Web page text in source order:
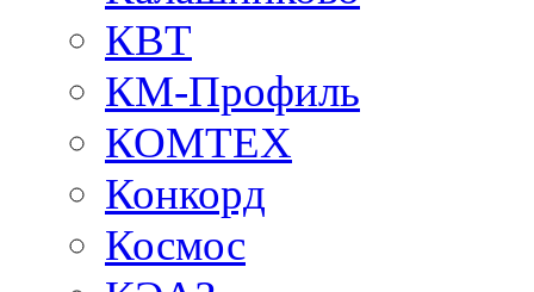
КВТ
КМ-Профиль
КОМТЕХ
Конкорд
Космос